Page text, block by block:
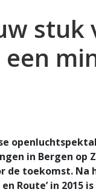
stuk
in Bergen op
de toekomst.
Route’ in 2015